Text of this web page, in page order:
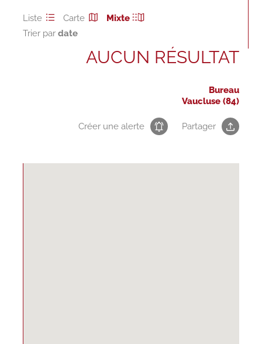
Liste Carte
Mixte
Trier par
AUCUN RÉSULTAT
Bureau
Vaucluse (84)
Créer une alerte Partager